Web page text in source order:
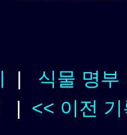
| 식물 명부
| << 이전 기